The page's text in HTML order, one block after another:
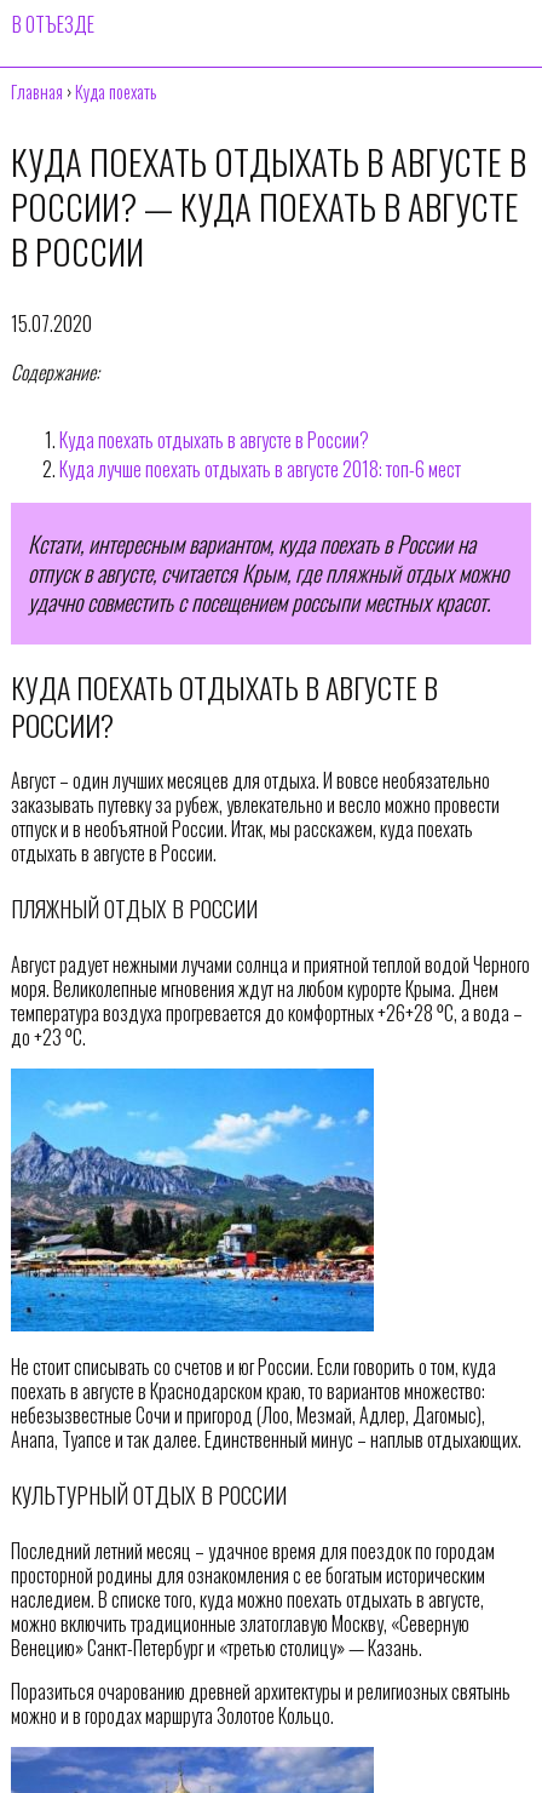
В ОТЪЕЗДЕ
Главная ›Куда поехать
КУДА ПОЕХАТЬ ОТДЫХАТЬ В АВГУСТЕ В
РОССИИ? — КУДА ПОЕХАТЬ В АВГУСТЕ
В РОССИИ
15.07.2020
Содержание:
Куда поехать отдыхать в августе в России?
Куда лучше поехать отдыхать в августе 2018: топ-6 мест
Кстати, интересным вариантом, куда поехать в России на
отпуск в августе, считается Крым, где пляжный отдых можно
удачно совместить с посещением россыпи местных красот.
КУДА ПОЕХАТЬ ОТДЫХАТЬ В АВГУСТЕ В
РОССИИ?
Август – один лучших месяцев для отдыха. И вовсе необязательно
заказывать путевку за рубеж, увлекательно и весло можно провести
отпуск и в необъятной России. Итак, мы расскажем, куда поехать
отдыхать в августе в России.
ПЛЯЖНЫЙ ОТДЫХ В РОССИИ
Август радует нежными лучами солнца и приятной теплой водой Черного
моря. Великолепные мгновения ждут на любом курорте Крыма. Днем
температура воздуха прогревается до комфортных +26+28 ⁰С, а вода –
до +23 ⁰С.
Не стоит списывать со счетов и юг России. Если говорить о том, куда
поехать в августе в Краснодарском краю, то вариантов множество:
небезызвестные Сочи и пригород (Лоо, Мезмай, Адлер, Дагомыс),
Анапа, Туапсе и так далее. Единственный минус – наплыв отдыхающих.
КУЛЬТУРНЫЙ ОТДЫХ В РОССИИ
Последний летний месяц – удачное время для поездок по городам
просторной родины для ознакомления с ее богатым историческим
наследием. В списке того, куда можно поехать отдыхать в августе,
можно включить традиционные златоглавую Москву, «Северную
Венецию» Санкт-Петербург и «третью столицу» — Казань.
Поразиться очарованию древней архитектуры и религиозных святынь
можно и в городах маршрута Золотое Кольцо.